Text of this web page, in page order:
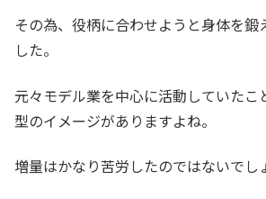
その為、役柄に合わせようと身体を鍛
した。
元々モデル業を中心に活動していたこ
型のイメージがありますよね。
増量はかなり苦労したのではないでし